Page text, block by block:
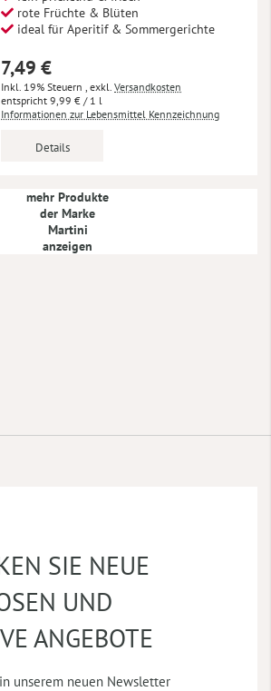
rote Früchte & Blüten
ideal für Aperitif & Sommergerichte
7,49 €
Inkl. 19% Steuern , exkl. Versandkosten
9,99 € / 1 l
Informationen zur Lebensmittel Kennzeichnung
Details
mehr Produkte
der Marke
Martini
anzeigen
SIE NEUE
UND
ANGEBOTE
unserem neuen Newsletter